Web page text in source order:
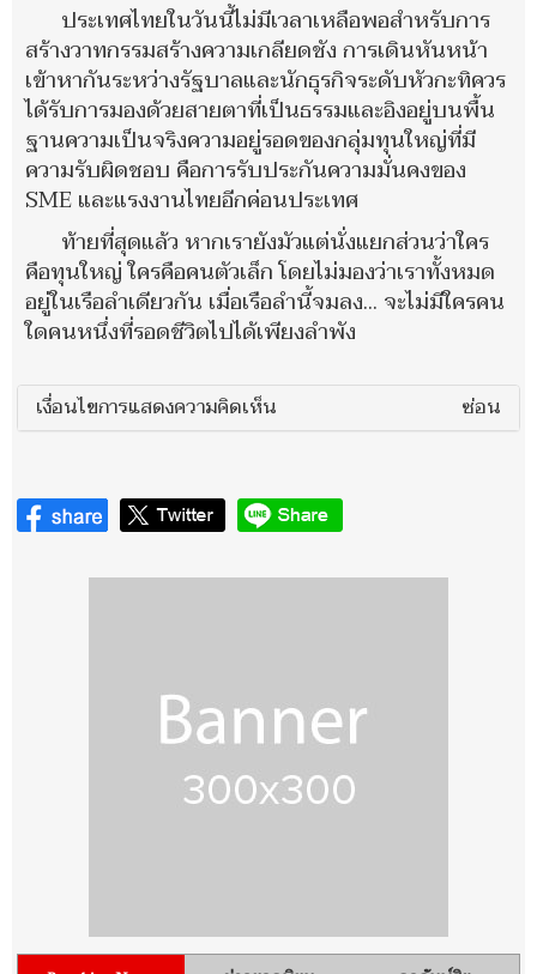
ประเทศไทยในวันนี้ไม่มีเวลาเหลือพอสำหรับการ
สร้างวาทกรรมสร้างความเกลียดชัง การเดินหันหน้า
เข้าหากันระหว่างรัฐบาลและนักธุรกิจระดับหัวกะทิควร
ได้รับการมองด้วยสายตาที่เป็นธรรมและอิงอยู่บนพื้น
ฐานความเป็นจริงความอยู่รอดของกลุ่มทุนใหญ่ที่มี
ความรับผิดชอบ คือการรับประกันความมั่นคงของ
SME และแรงงานไทยอีกค่อนประเทศ
ท้ายที่สุดแล้ว หากเรายังมัวแต่นั่งแยกส่วนว่าใคร
คือทุนใหญ่ ใครคือคนตัวเล็ก โดยไม่มองว่าเราทั้งหมด
อยู่ในเรือลำเดียวกัน เมื่อเรือลำนี้จมลง... จะไม่มีใครคน
ใดคนหนึ่งที่รอดชีวิตไปได้เพียงลำพัง
เงื่อนไขการแสดงความคิดเห็น ซ่อน